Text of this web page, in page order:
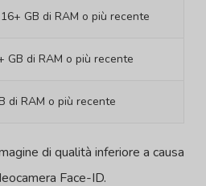
GB di RAM o più recente
GB di RAM o più recente
di RAM o più recente
di qualità inferiore a causa
Face-ID.